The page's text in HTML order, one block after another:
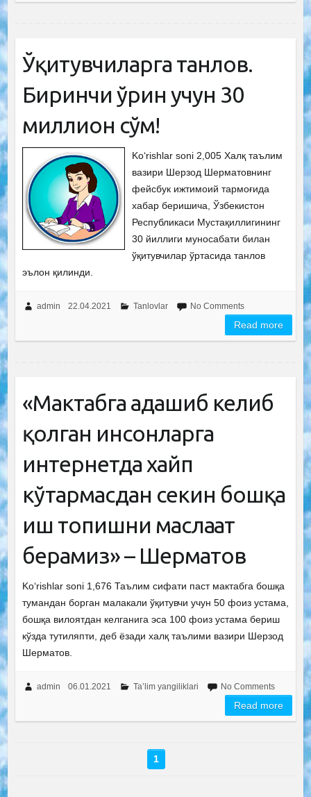
Ўқитувчиларга танлов.
Биринчи ўрин учун 30
миллион сўм!
Ko‘rishlar soni 2,005 Халқ таълим
вазири Шерзод Шерматовнинг
фейсбук ижтимоий тармоғида
хабар беришича, Ўзбекистон
Республикаси Мустақиллигининг
30 йиллиги муносабати билан
ўқитувчилар ўртасида танлов
эълон қилинди.
admin 22.04.2021 Tanlovlar No Comments
Read more
«Мактабга адашиб келиб
қолган инсонларга
интернетда хайп
кўтармасдан секин бошқа
иш топишни маслаҳат
берамиз» – Шерматов
Ko‘rishlar soni 1,676 Таълим сифати паст мактабга бошқа
тумандан борган малакали ўқитувчи учун 50 фоиз устама,
бошқа вилоятдан келганига эса 100 фоиз устама бериш
кўзда тутиляпти, деб ёзади халқ таълими вазири Шерзод
Шерматов.
admin 06.01.2021 Ta’lim yangiliklari No Comments
Read more
1